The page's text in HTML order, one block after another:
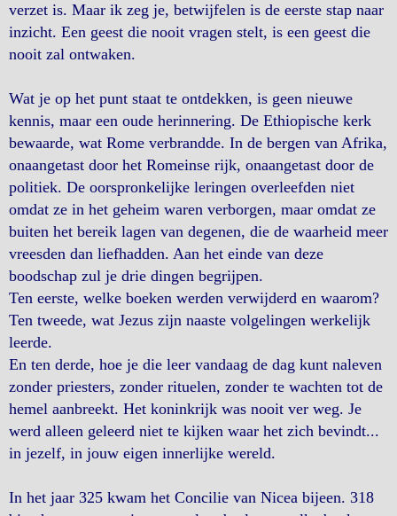
verzet is. Maar ik zeg je, betwijfelen is de eerste stap naar
inzicht. Een geest die nooit vragen stelt, is een geest die
nooit zal ontwaken.
Wat je op het punt staat te ontdekken, is geen nieuwe
kennis, maar een oude herinnering. De Ethiopische kerk
bewaarde, wat Rome verbrandde. In de bergen van Afrika,
onaangetast door het Romeinse rijk, onaangetast door de
politiek. De oorspronkelijke leringen overleefden niet
omdat ze in het geheim waren verborgen, maar omdat ze
buiten het bereik lagen van degenen, die de waarheid meer
vreesden dan liefhadden. Aan het einde van deze
boodschap zul je drie dingen begrijpen.
Ten eerste, welke boeken werden verwijderd en waarom?
Ten tweede, wat Jezus zijn naaste volgelingen werkelijk
leerde.
En ten derde, hoe je die leer vandaag de dag kunt naleven
zonder priesters, zonder rituelen, zonder te wachten tot de
hemel aanbreekt. Het koninkrijk was nooit ver weg. Je
werd alleen geleerd niet te kijken waar het zich bevindt...
in jezelf, in jouw eigen innerlijke wereld.
In het jaar 325 kwam het Concilie van Nicea bijeen. 318